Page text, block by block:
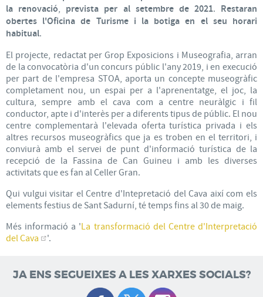
la renovació, prevista per al setembre de 2021. Restaran
obertes l'Oficina de Turisme i la botiga en el seu horari
habitual.
El projecte, redactat per Grop Exposicions i Museografia, arran
de la convocatòria d'un concurs públic l'any 2019, i en execució
per part de l'empresa STOA, aporta un concepte museogràfic
completament nou, un espai per a l'aprenentatge, el joc, la
cultura, sempre amb el cava com a centre neuràlgic i fil
conductor, apte i d'interès per a diferents tipus de públic. El nou
centre complementarà l'elevada oferta turística privada i els
altres recursos museogràfics que ja es troben en el territori, i
conviurà amb el servei de punt d'informació turística de la
recepció de la Fassina de Can Guineu i amb les diverses
activitats que es fan al Celler Gran.
Qui vulgui visitar el Centre d'Intepretació del Cava així com els
elements festius de Sant Sadurní, té temps fins al 30 de maig.
Més informació a 'La transformació del Centre d'Interpretació
del Cava
'.
JA ENS SEGUEIXES A LES XARXES SOCIALS?